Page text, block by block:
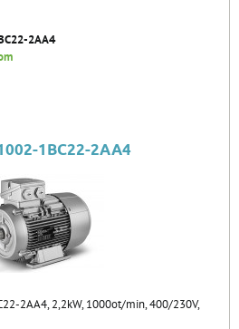
2AA4
1BC22-2AA4
2AA4, 2,2kW, 1000ot/min, 400/230V,